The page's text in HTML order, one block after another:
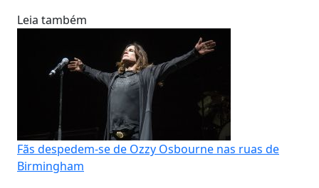
Leia também
Fãs despedem-se de Ozzy Osbourne nas ruas de
Birmingham